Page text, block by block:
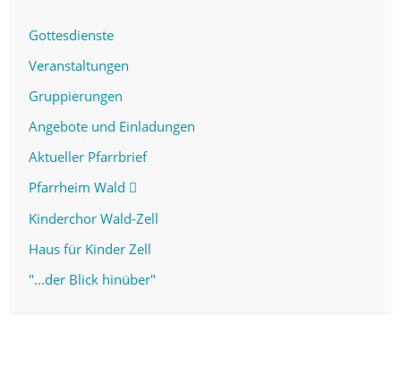
Gottesdienste
Veranstaltungen
Gruppierungen
Angebote und Einladungen
Aktueller Pfarrbrief
Pfarrheim Wald
Kinderchor Wald-Zell
Haus für Kinder Zell
"...der Blick hinüber"